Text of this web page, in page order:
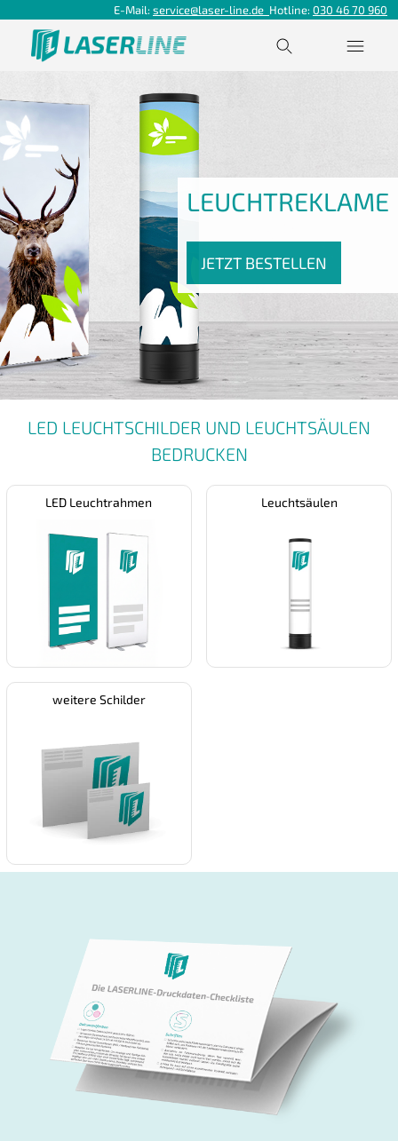
E-Mail: service@laser-line.de Hotline: 030 46 70 960
LEUCHTREKLAME
JETZT BESTELLEN
LED LEUCHTSCHILDER UND LEUCHTSÄULEN
BEDRUCKEN
LED Leuchtrahmen Leuchtsäulen
weitere Schilder